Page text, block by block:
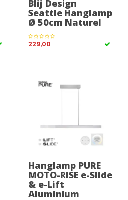
Blij Design
Seattle Hanglamp
Ø 50cm Naturel
229,00
Hanglamp PURE
MOTO-RISE e-Slide
& e-Lift
Aluminium